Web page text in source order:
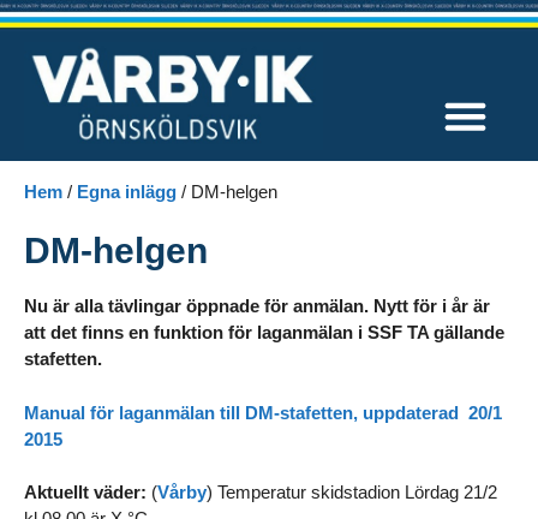
Hem / Egna inlägg / DM-helgen
DM-helgen
Nu är alla tävlingar öppnade för anmälan. Nytt för i år är
att det finns en funktion för laganmälan i SSF TA gällande
stafetten.
Manual för laganmälan till DM-stafetten, uppdaterad 20/1
2015
Aktuellt väder: (Vårby) Temperatur skidstadion Lördag 21/2